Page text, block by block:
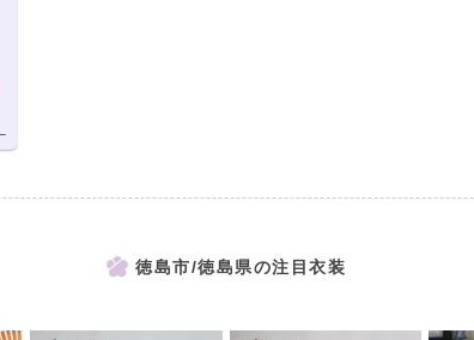
徳島市/徳島県の注目衣装